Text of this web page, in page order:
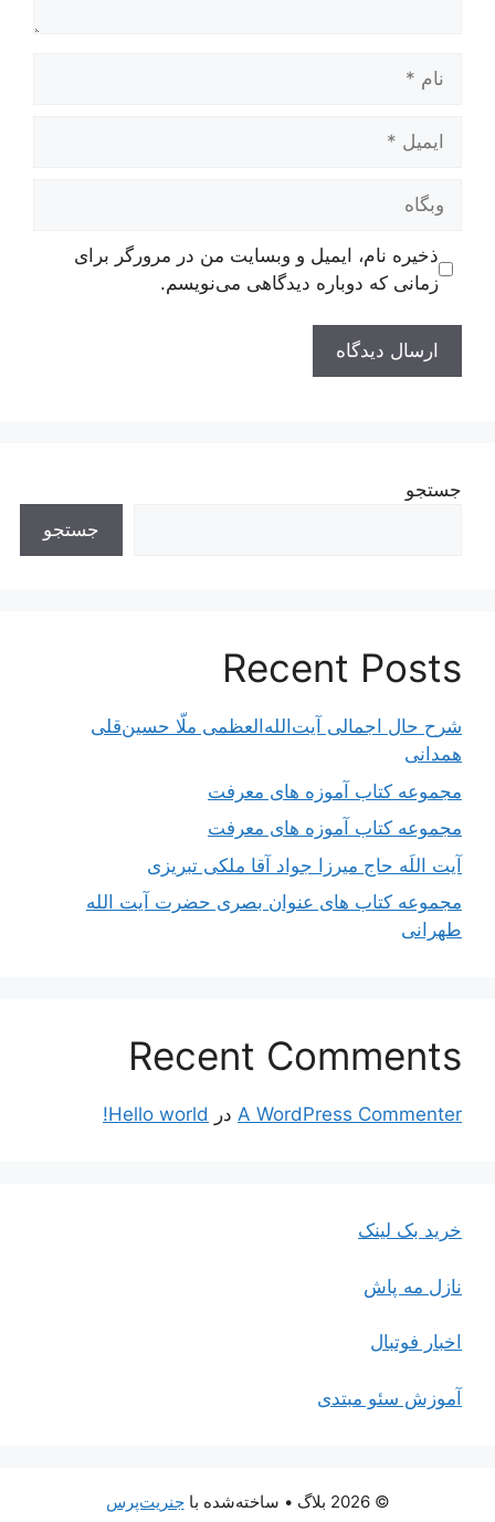
وبگاه
ذخیره نام، ایمیل و وبسایت من در مرورگر برای
زمانی که دوباره دیدگاهی می‌نویسم.
جستجو
جستجو
Recent Posts
شرح حال اجمالی آیت‌الله‌العظمی ملّا حسین‌قلی
همدانی
مجموعه کتاب آموزه های معرفت
مجموعه کتاب آموزه های معرفت
آیت اللَه حاج میرزا جواد آقا ملکی تبریزی
مجموعه کتاب های عنوان بصری حضرت آیت الله
طهرانی
Recent Comments
A WordPress Commenter در Hello world!
خرید بک لینک
نازل مه پاش
اخبار فوتبال
آموزش سئو مبتدی
© 2026 بلاگ • ساخته‌شده باجنریت‌پرس